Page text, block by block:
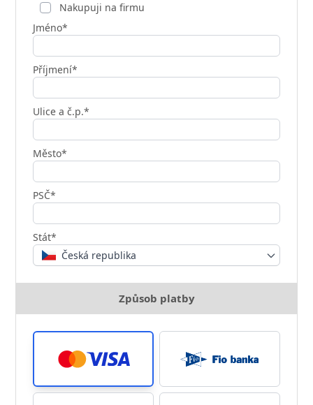
Nakupuji na firmu
Jméno*
Příjmení*
Ulice a č.p.*
Město*
PSČ*
Stát*
Česká republika
Způsob platby